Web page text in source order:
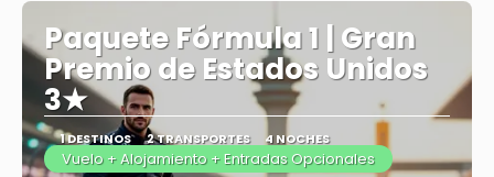
Paquete Fórmula 1 | Gran
Premio de Estados Unidos
3★
1 DESTINOS 2 TRANSPORTES 4 NOCHES
Vuelo + Alojamiento + Entradas Opcionales